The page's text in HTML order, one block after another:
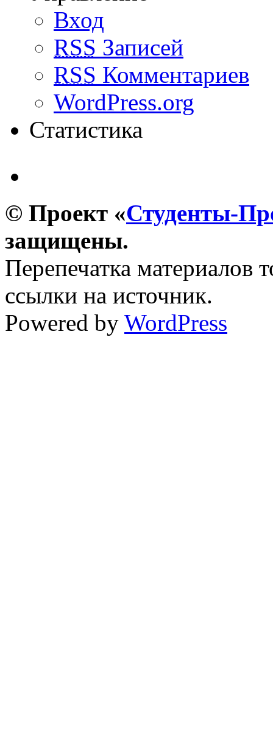
Вход
RSS Записей
RSS Комментариев
WordPress.org
Статистика
© Проект «Студенты-
защищены.
Перепечатка материалов
ссылки на источник.
Powered by WordPress